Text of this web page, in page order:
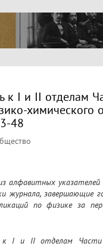
к I и II отделам
химического
48
алфавитных
журнала, завершающие
по физике за